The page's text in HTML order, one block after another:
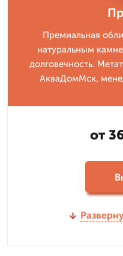
Премиальная
натуральным
долговечность.
АкваДомМск,
от